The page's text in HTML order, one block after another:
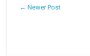
← Newer Post